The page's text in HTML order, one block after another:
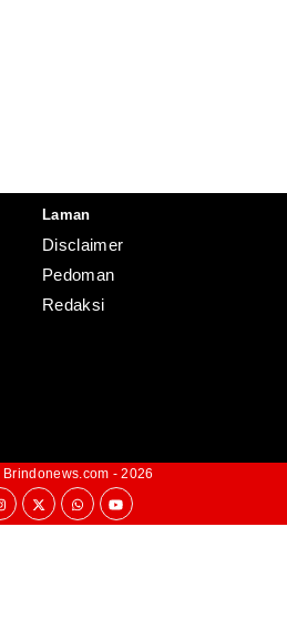
Laman
Disclaimer
Pedoman
Redaksi
Brindonews.com - 2026